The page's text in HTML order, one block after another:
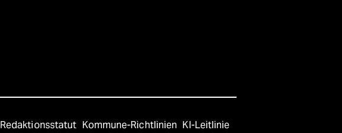
Redaktionsstatut Kommune-Richtlinien KI-Leitlinie